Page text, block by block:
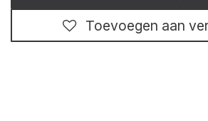
Toevoegen aan